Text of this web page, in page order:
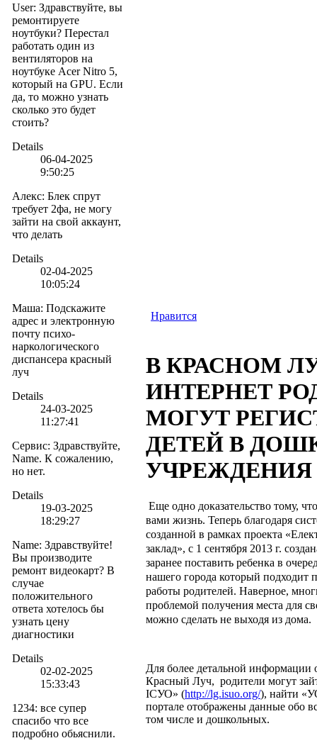
User: Здравствуйте, вы
ремонтируете
ноутбуки? Перестал
работать один из
вентиляторов на
ноутбуке Acer Nitro 5,
который на GPU. Если
да, то можно узнать
сколько это будет
стоить?
Details
06-04-2025
9:50:25
Алекс: Блек спрут
требует 2фа, не могу
зайти на свой аккаунт,
что делать
Details
02-04-2025
10:05:24
Маша: Подскажите
адрес и электронную
почту психо-
наркологического
диспансера красный
луч
Details
24-03-2025
11:27:41
Сервис: Здравствуйте,
Name. К сожалению,
но нет.
Details
19-03-2025
18:29:27
Name: Здравствуйте!
Вы производите
ремонт видеокарт? В
случае
положительного
ответа хотелось бы
узнать цену
диагностики
Details
02-02-2025
15:33:43
1234: все супер
спасибо что все
подробно обьяснили.
Нравится
В КРАСНОМ
ИНТЕРНЕТ
МОГУТ
ДЕТЕЙ В
УЧРЕЖДЕНИЯ
Еще одно доказательство тому,
вами жизнь. Теперь благодаря
созданной в рамках проекта
заклад», с 1 сентября 2013 г.
заранее поставить ребенка в
нашего города который подходит
работы родителей. Наверное,
проблемой получения места для
можно сделать не выходя из дома.
Для более детальной
Красный Луч, родители могут
ІСУО» (http://lg.isuo.org/), найти
портале отображены данные обо
том числе и дошкольных.